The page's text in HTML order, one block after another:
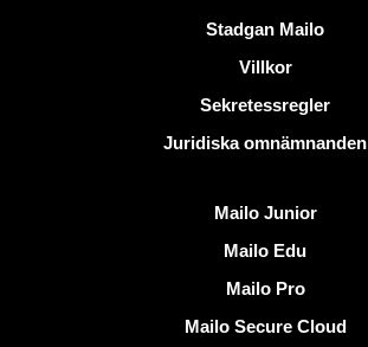
Stadgan Mailo
Villkor
Sekretessregler
Juridiska omnämnanden
Mailo Junior
Mailo Edu
Mailo Pro
Mailo Secure Cloud